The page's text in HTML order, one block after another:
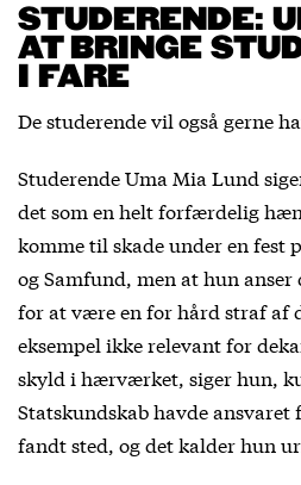
STUDERENDE:
AT BRINGE
I FARE
De studerende vil også gerne
Studerende Uma Mia Lund
det som en helt forfærdelig
komme til skade under en fest
og Samfund, men at hun
for at være en for hård straf af
eksempel ikke relevant for
skyld i hærværket, siger hun,
Statskundskab havde
fandt sted, og det kalder hun